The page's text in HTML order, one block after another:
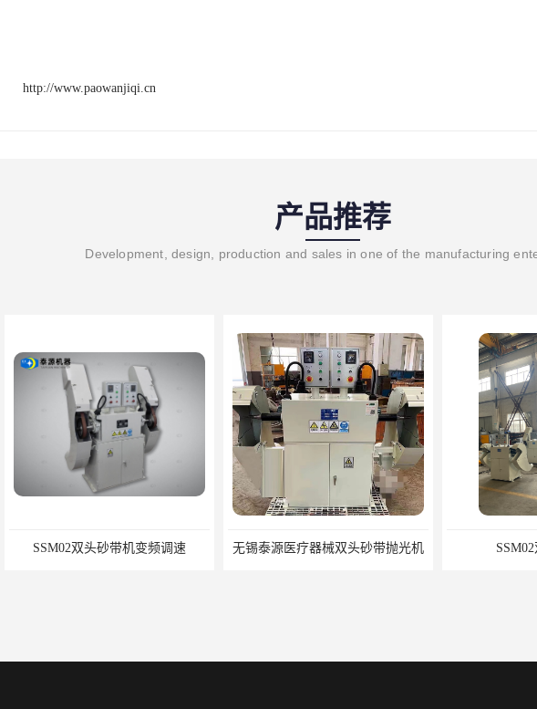
http://www.paowanjiqi.cn
产品推荐
Development, design, production and sales in one of the manufacturing
SSM02双头砂带机变频调速 无锡泰源医疗器械双头砂带抛光机